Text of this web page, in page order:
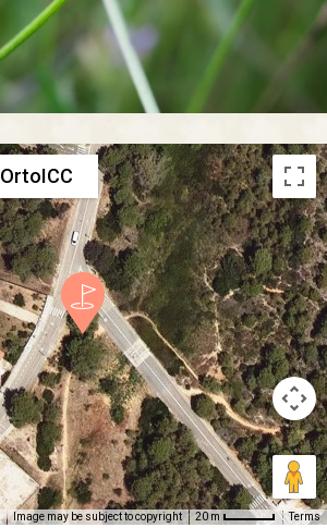
OrtoICC
Image may be subject to copyright 20 m Terms